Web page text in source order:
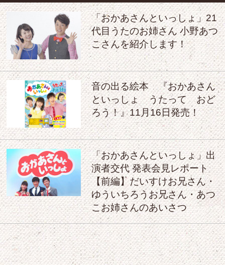
「おかあさんといっしょ」21
代目うたのお姉さん 小野あつ
こさんを紹介します！
音の出る絵本 『おかあさん
といっしょ うたって おど
ろう！』11月16日発売！
「おかあさんといっしょ」出
演者交代 発表会見レポート
【前編】だいすけお兄さん・
ゆういちろうお兄さん・あつ
こお姉さんのあいさつ